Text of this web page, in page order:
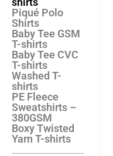
Piqué Polo
Shirts
Baby Tee GSM
T-shirts
Baby Tee CVC
T-shirts
Washed T-
shirts
PE Fleece
Sweatshirts –
380GSM
Boxy Twisted
Yarn T-shirts